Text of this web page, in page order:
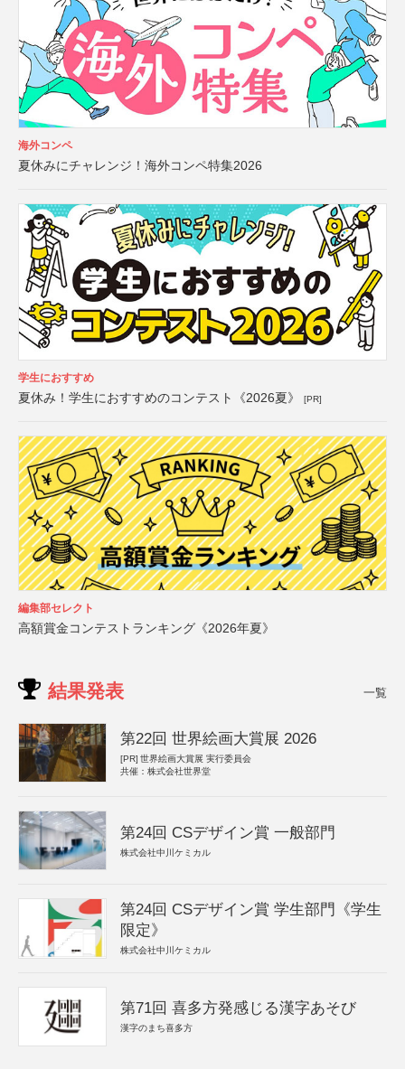
海外コンペ
夏休みにチャレンジ！海外コンペ特集2026
学生におすすめ
夏休み！学生におすすめのコンテスト《2026夏》 [PR]
編集部セレクト
高額賞金コンテストランキング《2026年夏》
結果発表 一覧
第22回 世界絵画大賞展 2026
[PR] 世界絵画大賞展 実行委員会
共催：株式会社世界堂
第24回 CSデザイン賞 一般部門
株式会社中川ケミカル
第24回 CSデザイン賞 学生部門《学生
限定》
株式会社中川ケミカル
第71回 喜多方発感じる漢字あそび
漢字のまち喜多方